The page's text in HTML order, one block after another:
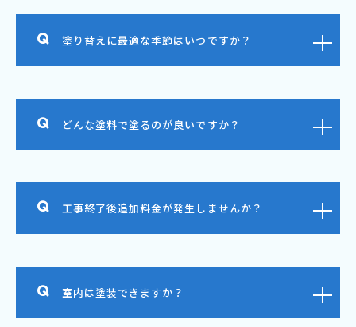
塗り替えに最適な季節はいつですか？
どんな塗料で塗るのが良いですか？
工事終了後追加料金が発生しませんか？
室内は塗装できますか？